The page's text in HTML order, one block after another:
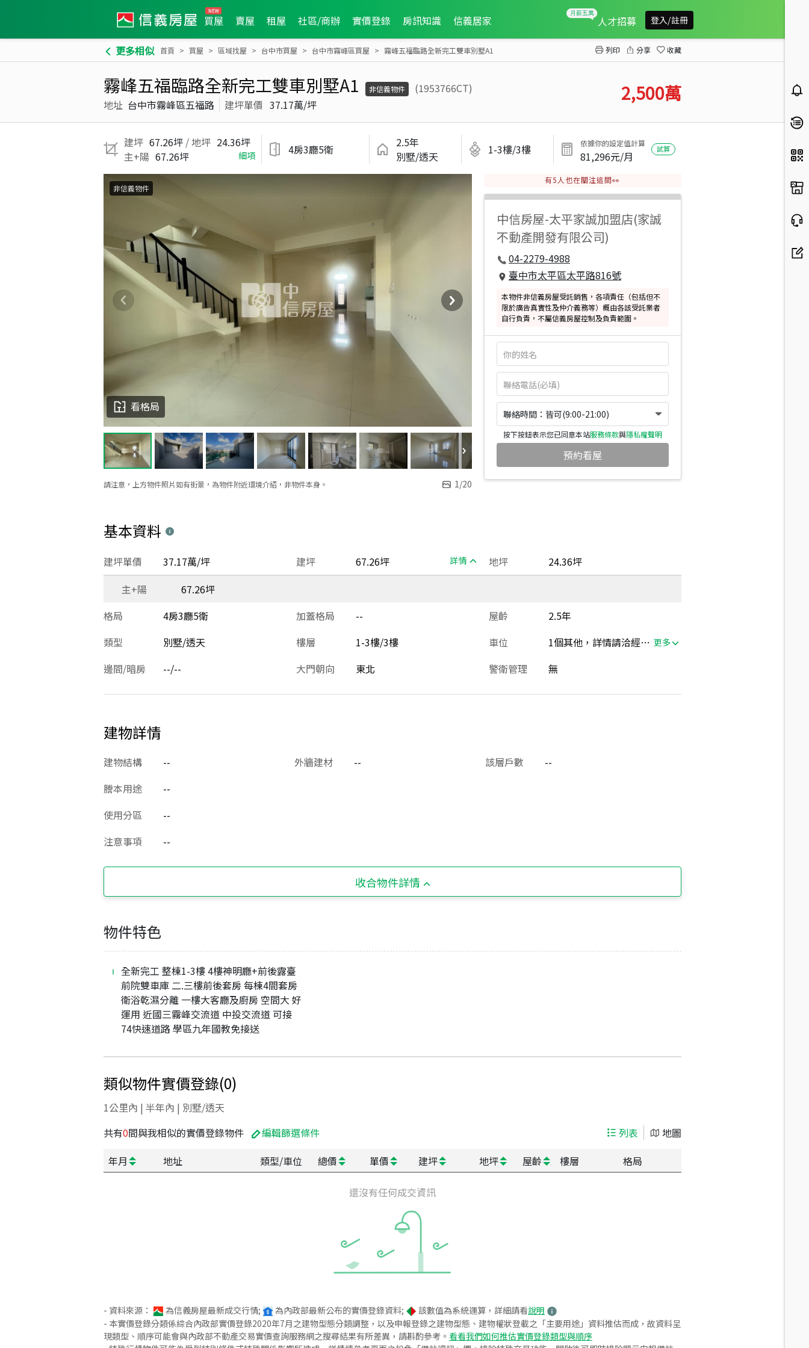
買屋 賣屋 租屋 社區/商辦 實價登錄 房訊知識 信義居家 人才招募 登入/註冊
更多相似 首頁 買屋 區域找屋 台中市買屋 台中市霧峰區買屋 霧峰五福臨路全新完工雙車別墅A1 列印 分享 收藏
霧峰五福臨路全新完工雙車別墅A1 非信義物件
(1953766CT)
地址 台中市霧峰區五福路 建坪單價 37.17萬/坪 2,500萬
建坪 67.26坪 / 地坪 24.36坪
主+陽 67.26坪 細項 4房3廳5衛
2.5年
別墅/透天
1-3樓/3樓 依據你的設定值計算
81,296元/月
試算
請注意，上方物件照片如有街景，為物件附近環境介紹，非物件本身。 1/20
看格局
非信義物件
有5 人也在關注這間👀
中信房屋-太平家誠加盟店(家誠
不動產開發有限公司)
04-2279-4988
臺中市太平區太平路816號
本物件非信義房屋受託銷售，各項責任（包括但不
限於廣告真實性及仲介義務等）概由各該受託業者
自行負責，不屬信義房屋控制及負責範圍。
聯絡時間：皆可(9:00-21:00)
按下按鈕表示您已同意本站服務條款與隱私權聲明
預約看屋
基本資料
建坪 67.26坪 詳情
建坪單價 37.17萬/坪 地坪
24.36坪
主+陽
67.26坪
格局
4房3廳5衛 加蓋格局 -- 屋齡
2.5年
類型
別墅/透天 樓層 1-3樓/3樓 車位 1個其他，詳情請洽經紀人員 更多
邊間/暗房 --/-- 大門朝向 東北 警衛管理 無
建物詳情
建物結構 -- 外牆建材 -- 該層戶數
--
謄本用途
--
使用分區
--
注意事項
--
收合物件詳情
物件特色
全新完工 整棟1-3樓 4樓神明廳+前後露臺
前院雙車庫 二.三樓前後套房 每棟4間套房
衛浴乾濕分離 一樓大客廳及廚房 空間大 好
運用 近國三霧峰交流道 中投交流道 可接
74快速道路 學區九年國教免接送
類似物件實價登錄(0)
1公里內 | 半年內 | 別墅/透天
共有0間與我相似的實價登錄物件 編輯篩選條件 列表
地圖
年月
地址 類型/車位 總價 單價 建坪 地坪 屋齡 樓層 格局
還沒有任何成交資訊
- 資料來源： 為信義房屋最新成交行情; 為內政部最新公布的實價登錄資料; 該數值為系統運算，詳細請看說明
- 本實價登錄分類係綜合內政部實價登錄2020年7月之建物型態分類調整，以及申報登錄之建物型態、建物權狀登載之「主要用途」資料推估而成，故資料呈
現類型、順序可能會與內政部不動產交易實價查詢服務網之搜尋結果有所差異，請斟酌參考。 看看我們如何推估實價登錄類型與順序